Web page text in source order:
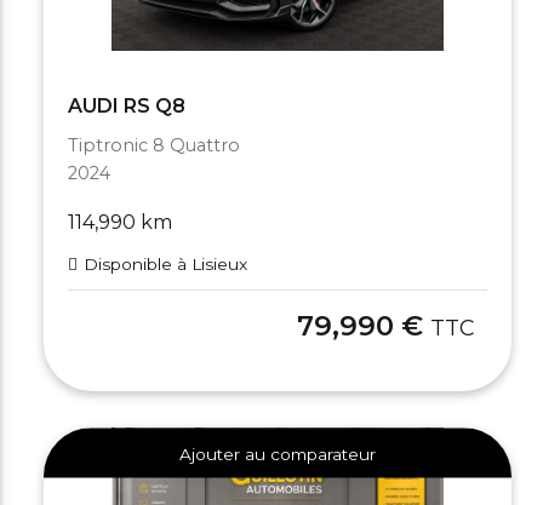
AUDI RS Q8
Tiptronic 8 Quattro
2024
114,990 km
Disponible à Lisieux
79,990 € TTC
Ajouter au comparateur